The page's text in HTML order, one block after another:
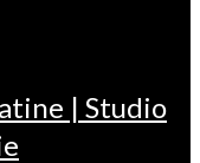
| Studio